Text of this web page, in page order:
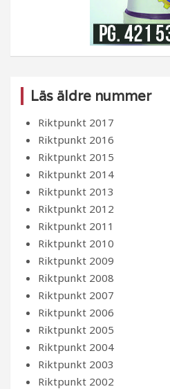
Läs äldre nummer
Riktpunkt 2017
Riktpunkt 2016
Riktpunkt 2015
Riktpunkt 2014
Riktpunkt 2013
Riktpunkt 2012
Riktpunkt 2011
Riktpunkt 2010
Riktpunkt 2009
Riktpunkt 2008
Riktpunkt 2007
Riktpunkt 2006
Riktpunkt 2005
Riktpunkt 2004
Riktpunkt 2003
Riktpunkt 2002